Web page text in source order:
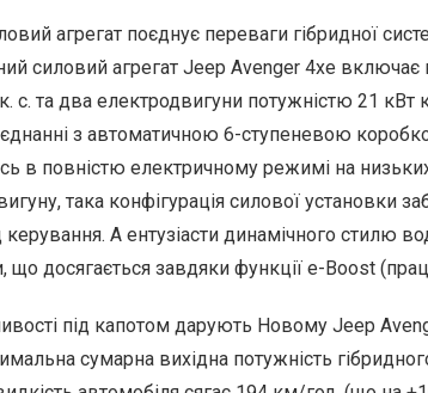
агрегат поєднує переваги гібридної
силовий агрегат Jeep Avenger 4xe
с. та два електродвигуни потужністю 21
з автоматичною 6-ступеневою
в повністю електричному режимі на
така конфігурація силової установки
А ентузіасти динамічного стилю
що досягається завдяки функції e-Boost
під капотом дарують Новому Jeep
сумарна вихідна потужність